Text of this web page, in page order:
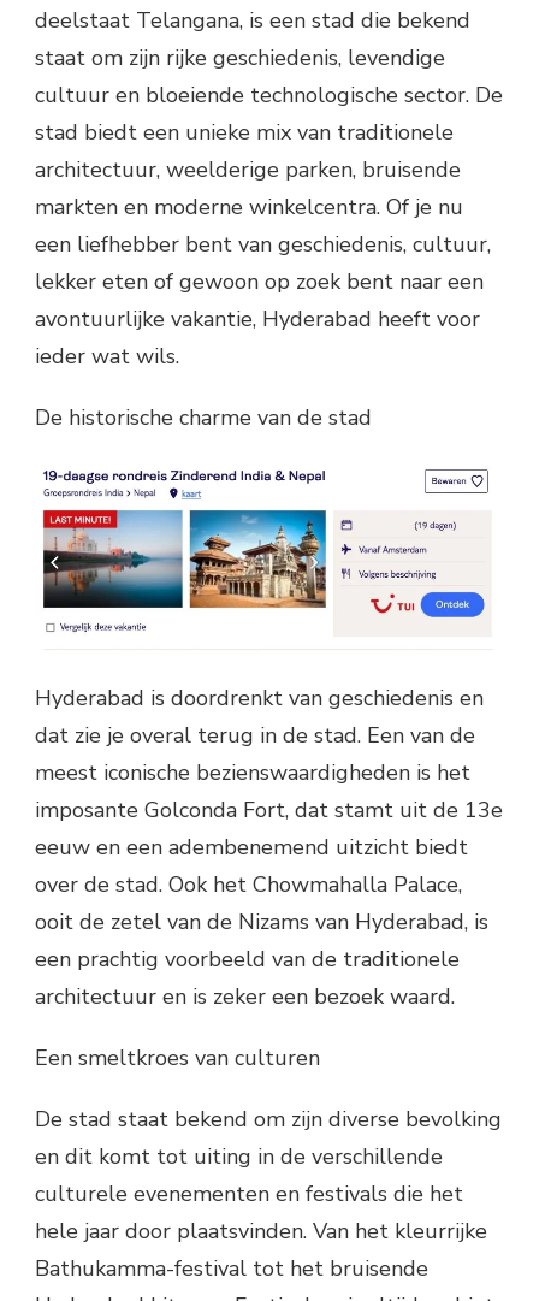
deelstaat Telangana, is een stad die bekend
staat om zijn rijke geschiedenis, levendige
cultuur en bloeiende technologische sector. De
stad biedt een unieke mix van traditionele
architectuur, weelderige parken, bruisende
markten en moderne winkelcentra. Of je nu
een liefhebber bent van geschiedenis, cultuur,
lekker eten of gewoon op zoek bent naar een
avontuurlijke vakantie, Hyderabad heeft voor
ieder wat wils.
De historische charme van de stad
Hyderabad is doordrenkt van geschiedenis en
dat zie je overal terug in de stad. Een van de
meest iconische bezienswaardigheden is het
imposante Golconda Fort, dat stamt uit de 13e
eeuw en een adembenemend uitzicht biedt
over de stad. Ook het Chowmahalla Palace,
ooit de zetel van de Nizams van Hyderabad, is
een prachtig voorbeeld van de traditionele
architectuur en is zeker een bezoek waard.
Een smeltkroes van culturen
De stad staat bekend om zijn diverse bevolking
en dit komt tot uiting in de verschillende
culturele evenementen en festivals die het
hele jaar door plaatsvinden. Van het kleurrijke
Bathukamma-festival tot het bruisende